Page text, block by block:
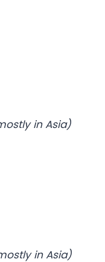
in Asia)
in Asia)